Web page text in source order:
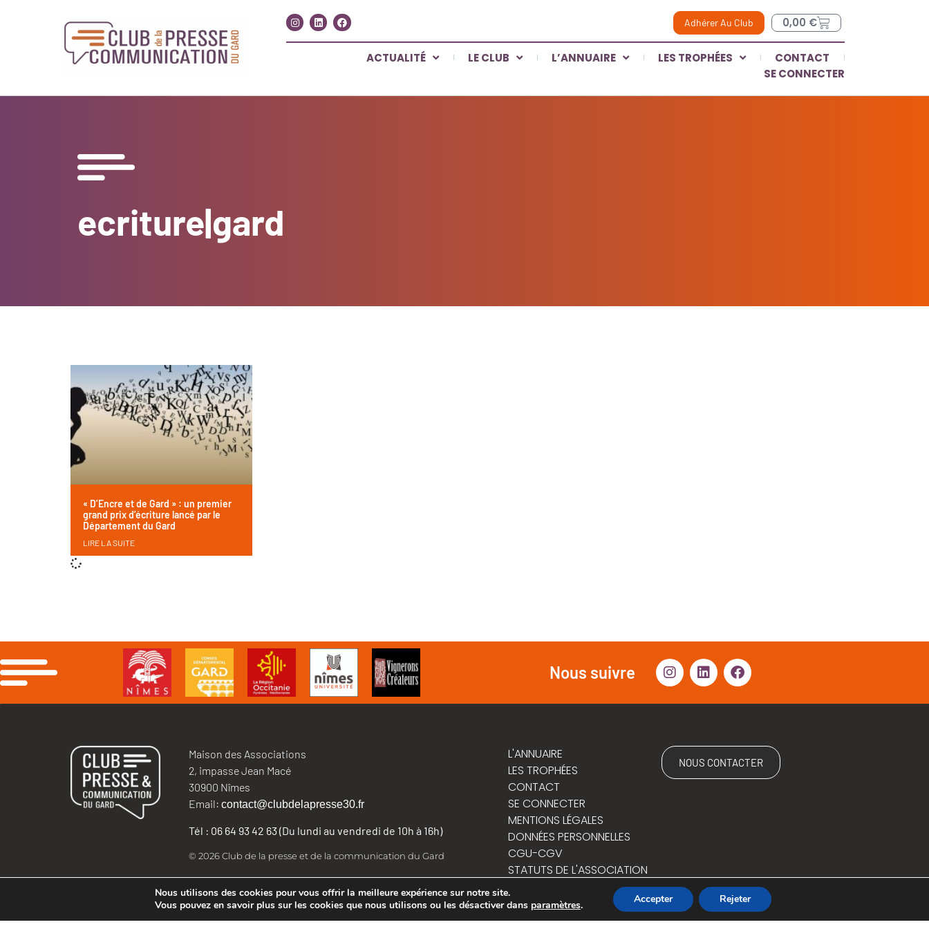
Adhérer Au Club 0,00 €
ACTUALITÉ LE CLUB L’ANNUAIRE LES TROPHÉES
CONTACT
SE CONNECTER
ecriture|gard
« D’Encre et de Gard » : un premier
grand prix d’écriture lancé par le
Département du Gard
LIRE LA SUITE
Nous suivre
Maison des Associations
2, impasse Jean Macé
30900 Nîmes
Email: contact@clubdelapresse30.fr
Tél : 06 64 93 42 63 (Du lundi au vendredi de 10h à 16h)
© 2026 Club de la presse et de la communication du Gard
L'ANNUAIRE
LES TROPHÉES
CONTACT
SE CONNECTER
MENTIONS LÉGALES
DONNÉES PERSONNELLES
CGU-CGV
STATUTS DE L'ASSOCIATION
NOUS CONTACTER
Nous utilisons des cookies pour vous offrir la meilleure expérience sur notre site.
Vous pouvez en savoir plus sur les cookies que nous utilisons ou les désactiver dans paramètres. Accepter Rejeter